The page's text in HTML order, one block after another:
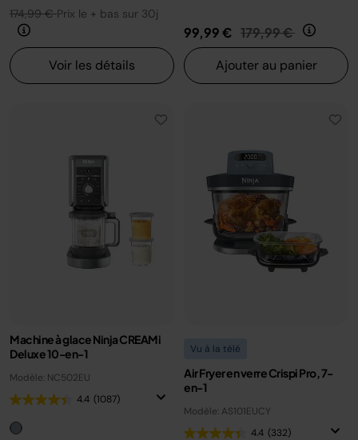
174,99 €Prix le + bas sur 30j
Voir les détails
99,99 € Prix réduit de
179,99 € au
Ajouter au panier
Machine à glace Ninja CREAMi
Deluxe 10-en-1
Modèle: NC502EU
4.4 (1087)
Vu à la télé
Air Fryer en verre Crispi Pro, 7-
en-1
Modèle: AS101EUCY
4.4 (332)